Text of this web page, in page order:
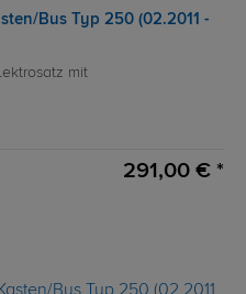
Bus Typ 250 (02.2011 -
mit
291,00 € *